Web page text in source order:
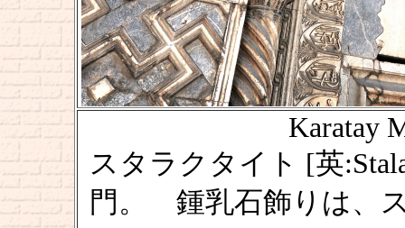
Karatay
スタラクタイト [英
門。 鍾乳石飾りは、